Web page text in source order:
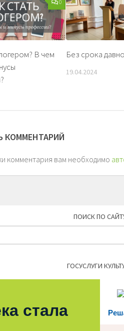
0
В чем
Без срока
19.04.2024
КОММЕНТАРИЙ
комментария вам необходимо
ПОИСК ПО
ГОСУСЛУГИ
стала